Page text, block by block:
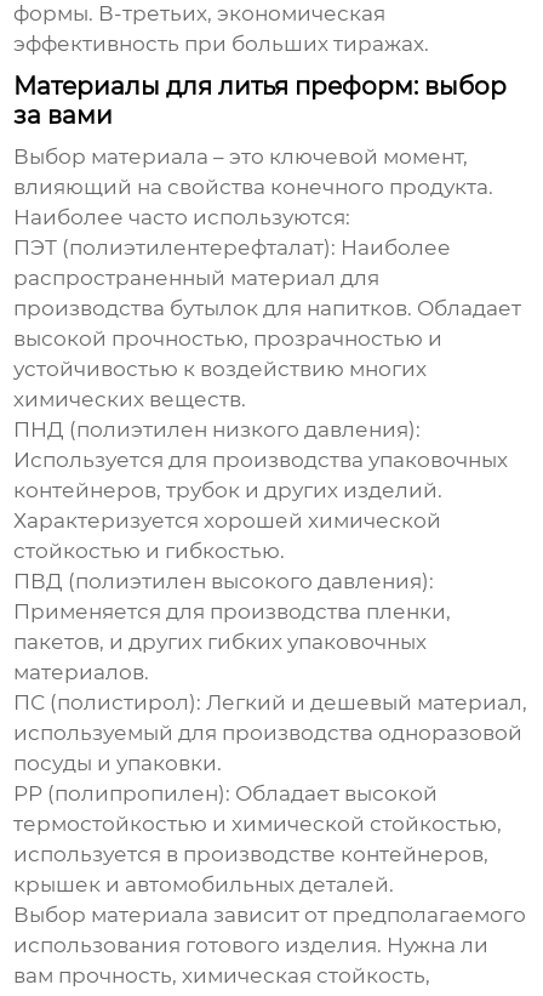
формы. В-третьих, экономическая
эффективность при больших тиражах.
Материалы для литья преформ: выбор
за вами
Выбор материала – это ключевой момент,
влияющий на свойства конечного продукта.
Наиболее часто используются:
ПЭТ (полиэтилентерефталат): Наиболее
распространенный материал для
производства бутылок для напитков. Обладает
высокой прочностью, прозрачностью и
устойчивостью к воздействию многих
химических веществ.
ПНД (полиэтилен низкого давления):
Используется для производства упаковочных
контейнеров, трубок и других изделий.
Характеризуется хорошей химической
стойкостью и гибкостью.
ПВД (полиэтилен высокого давления):
Применяется для производства пленки,
пакетов, и других гибких упаковочных
материалов.
ПС (полистирол): Легкий и дешевый материал,
используемый для производства одноразовой
посуды и упаковки.
PP (полипропилен): Обладает высокой
термостойкостью и химической стойкостью,
используется в производстве контейнеров,
крышек и автомобильных деталей.
Выбор материала зависит от предполагаемого
использования готового изделия. Нужна ли
вам прочность, химическая стойкость,